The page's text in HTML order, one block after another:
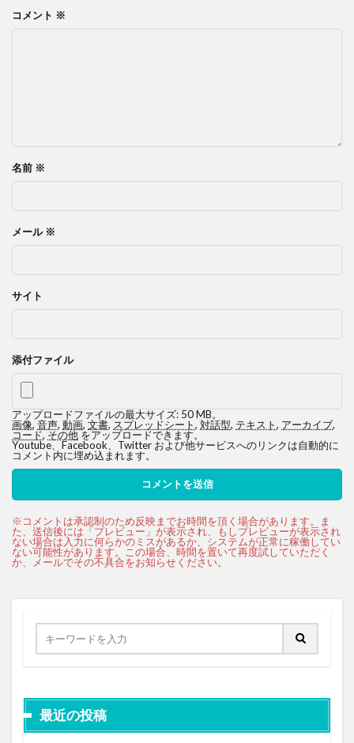
コメント ※
名前 ※
メール ※
サイト
添付ファイル
アップロードファイルの最大サイズ: 50 MB。
画像, 音声, 動画, 文書, スプレッドシート, 対話型, テキスト, アーカイブ,
コード,その他をアップロードできます。
Youtube、Facebook、Twitter および他サービスへのリンクは自動的に
コメント内に埋め込まれます。
最近の投稿